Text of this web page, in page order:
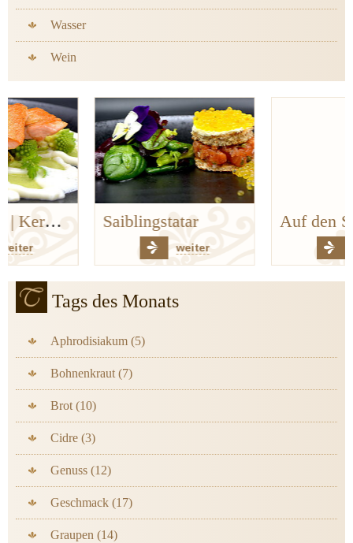
Wasser
Wein
Saiblingstatar Auf den Spuren der Bergischen Küchenklassiker
Tags des Monats
Aphrodisiakum (5)
Bohnenkraut (7)
Brot (10)
Cidre (3)
Genuss (12)
Geschmack (17)
Graupen (14)